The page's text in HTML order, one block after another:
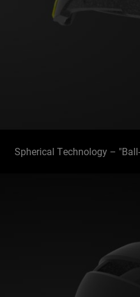
Spherical Technology –